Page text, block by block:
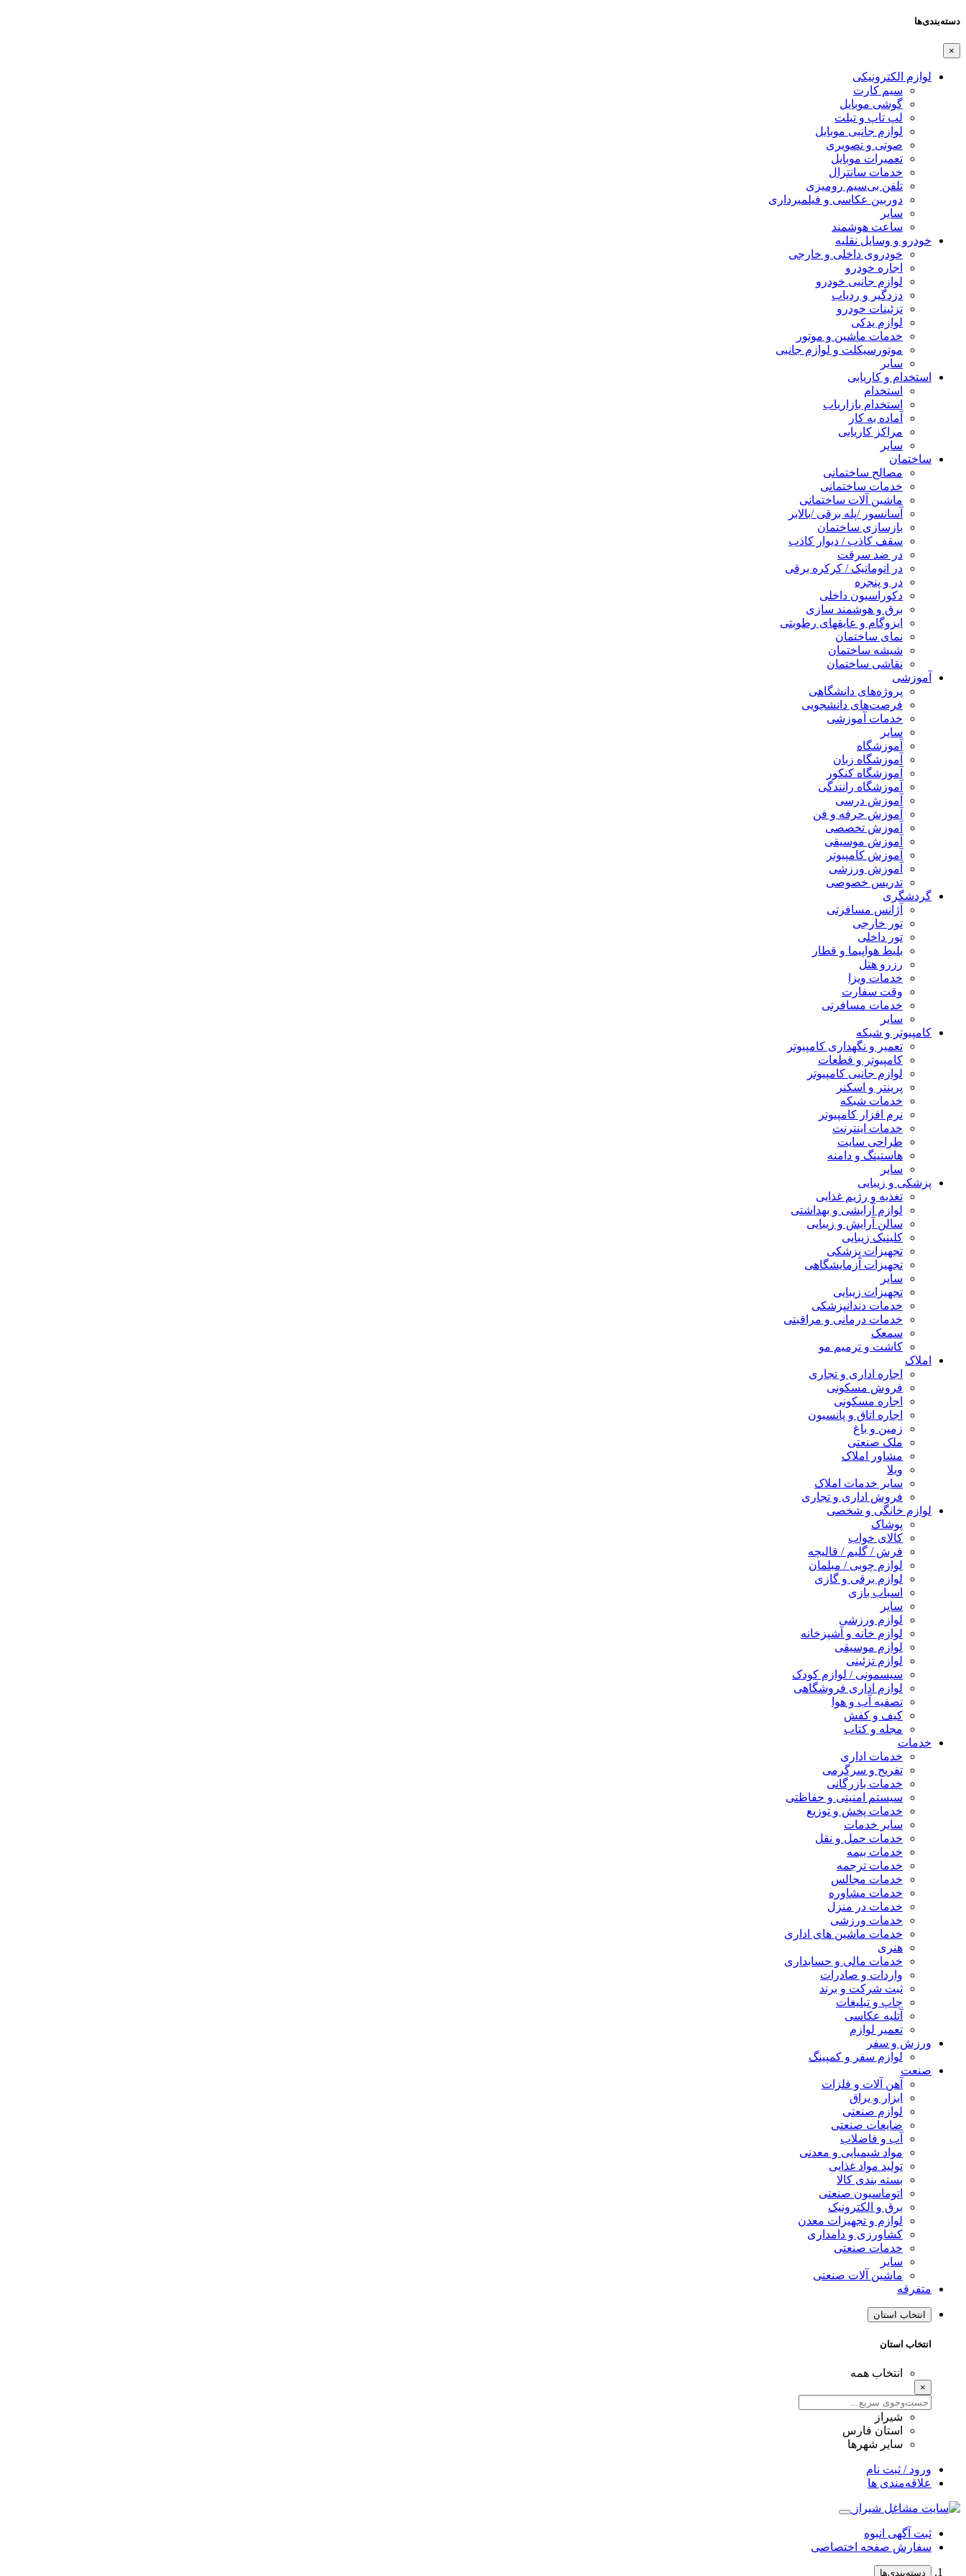
دسته‌بندی‌ها
×
لوازم الکترونیکی
سیم کارت
گوشی موبایل
لپ تاپ و تبلت
لوازم جانبی موبایل
صوتی و تصویری
تعمیرات موبایل
خدمات سانترال
تلفن بی‌سیم رومیزی
دوربین عکاسی و فیلمبرداری
سایر
ساعت هوشمند
خودرو و وسایل نقلیه
خودروی داخلی و خارجی
اجاره خودرو
لوازم جانبی خودرو
دزدگیر و ردیاب
تزئینات خودرو
لوازم یدکی
خدمات ماشین و موتور
موتورسیکلت و لوازم جانبی
سایر
استخدام و کاریابی
استخدام
استخدام بازاریاب
آماده به کار
مراکز کاریابی
سایر
ساختمان
مصالح ساختمانی
خدمات ساختمانی
ماشین آلات ساختمانی
آسانسور /پله برقی /بالابر
بازسازی ساختمان
سقف کاذب / دیوار کاذب
در ضد سرقت
در اتوماتیک / کرکره برقی
در و پنجره
دکوراسیون داخلی
برق و هوشمند سازی
ایزوگام و عایقهای رطوبتی
نمای ساختمان
شیشه ساختمان
نقاشی ساختمان
آموزشی
پروژه‌های دانشگاهی
فرصت‌های دانشجویی
خدمات آموزشی
سایر
آموزشگاه
آموزشگاه زبان
آموزشگاه کنکور
آموزشگاه رانندگی
آموزش درسی
آموزش حرفه و فن
آموزش تخصصی
آموزش موسیقی
آموزش کامپیوتر
آموزش ورزشی
تدریس خصوصی
گردشگری
آژانس مسافرتی
تور خارجی
تور داخلی
بلیط هواپیما و قطار
رزرو هتل
خدمات ویزا
وقت سفارت
خدمات مسافرتی
سایر
کامپیوتر و شبکه
تعمیر و نگهداری کامپیوتر
کامپیوتر و قطعات
لوازم جانبی کامپیوتر
پرینتر و اسکنر
خدمات شبکه
نرم افزار کامپیوتر
خدمات اینترنت
طراحی سایت
هاستینگ و دامنه
سایر
پزشکی و زیبایی
تغذیه و رژیم غذایی
لوازم آرایشی و بهداشتی
سالن آرایش و زیبایی
کلینیک زیبایی
تجهیزات پزشکی
تجهیزات آزمایشگاهی
سایر
تجهیزات زیبایی
خدمات دندانپزشکی
خدمات درمانی و مراقبتی
سمعک
کاشت و ترمیم مو
املاک
اجاره اداری و تجاری
فروش مسکونی
اجاره مسکونی
اجاره اتاق و پانسیون
زمین و باغ
ملک صنعتی
مشاور املاک
ویلا
سایر خدمات املاک
فروش اداری و تجاری
لوازم خانگی و شخصی
پوشاک
کالای خواب
فرش / گلیم / قالیچه
لوازم چوبی / مبلمان
لوازم برقی و گازی
اسباب بازی
سایر
لوازم ورزشی
لوازم خانه و آشپزخانه
لوازم موسیقی
لوازم تزئینی
سیسمونی / لوازم کودک
لوازم اداری فروشگاهی
تصفیه آب و هوا
کیف و کفش
مجله و کتاب
خدمات
خدمات اداری
تفریح و سرگرمی
خدمات بازرگانی
سیستم امنیتی و حفاظتی
خدمات پخش و توزیع
سایر خدمات
خدمات حمل و نقل
خدمات بیمه
خدمات ترجمه
خدمات مجالس
خدمات مشاوره
خدمات در منزل
خدمات ورزشی
خدمات ماشین های اداری
هنری
خدمات مالی و حسابداری
واردات و صادرات
ثبت شرکت و برند
چاپ و تبلیغات
آتلیه عکاسی
تعمیر لوازم
ورزش و سفر
لوازم سفر و کمپینگ
صنعت
آهن آلات و فلزات
ابزار و یراق
لوازم صنعتی
ضایعات صنعتی
آب و فاضلاب
مواد شیمیایی و معدنی
تولید مواد غذایی
بسته بندی کالا
اتوماسیون صنعتی
برق و الکترونیک
لوازم و تجهیزات معدن
کشاورزی و دامداری
خدمات صنعتی
سایر
ماشین آلات صنعتی
متفرقه
انتخاب استان
انتخاب استان
انتخاب همه
×
شیراز
استان فارس
سایر شهرها
ورود / ثبت نام
علاقه‌مندی ها
ثبت آگهی انبوه
سفارش صفحه اختصاصی
دسته‌بندی‌ها